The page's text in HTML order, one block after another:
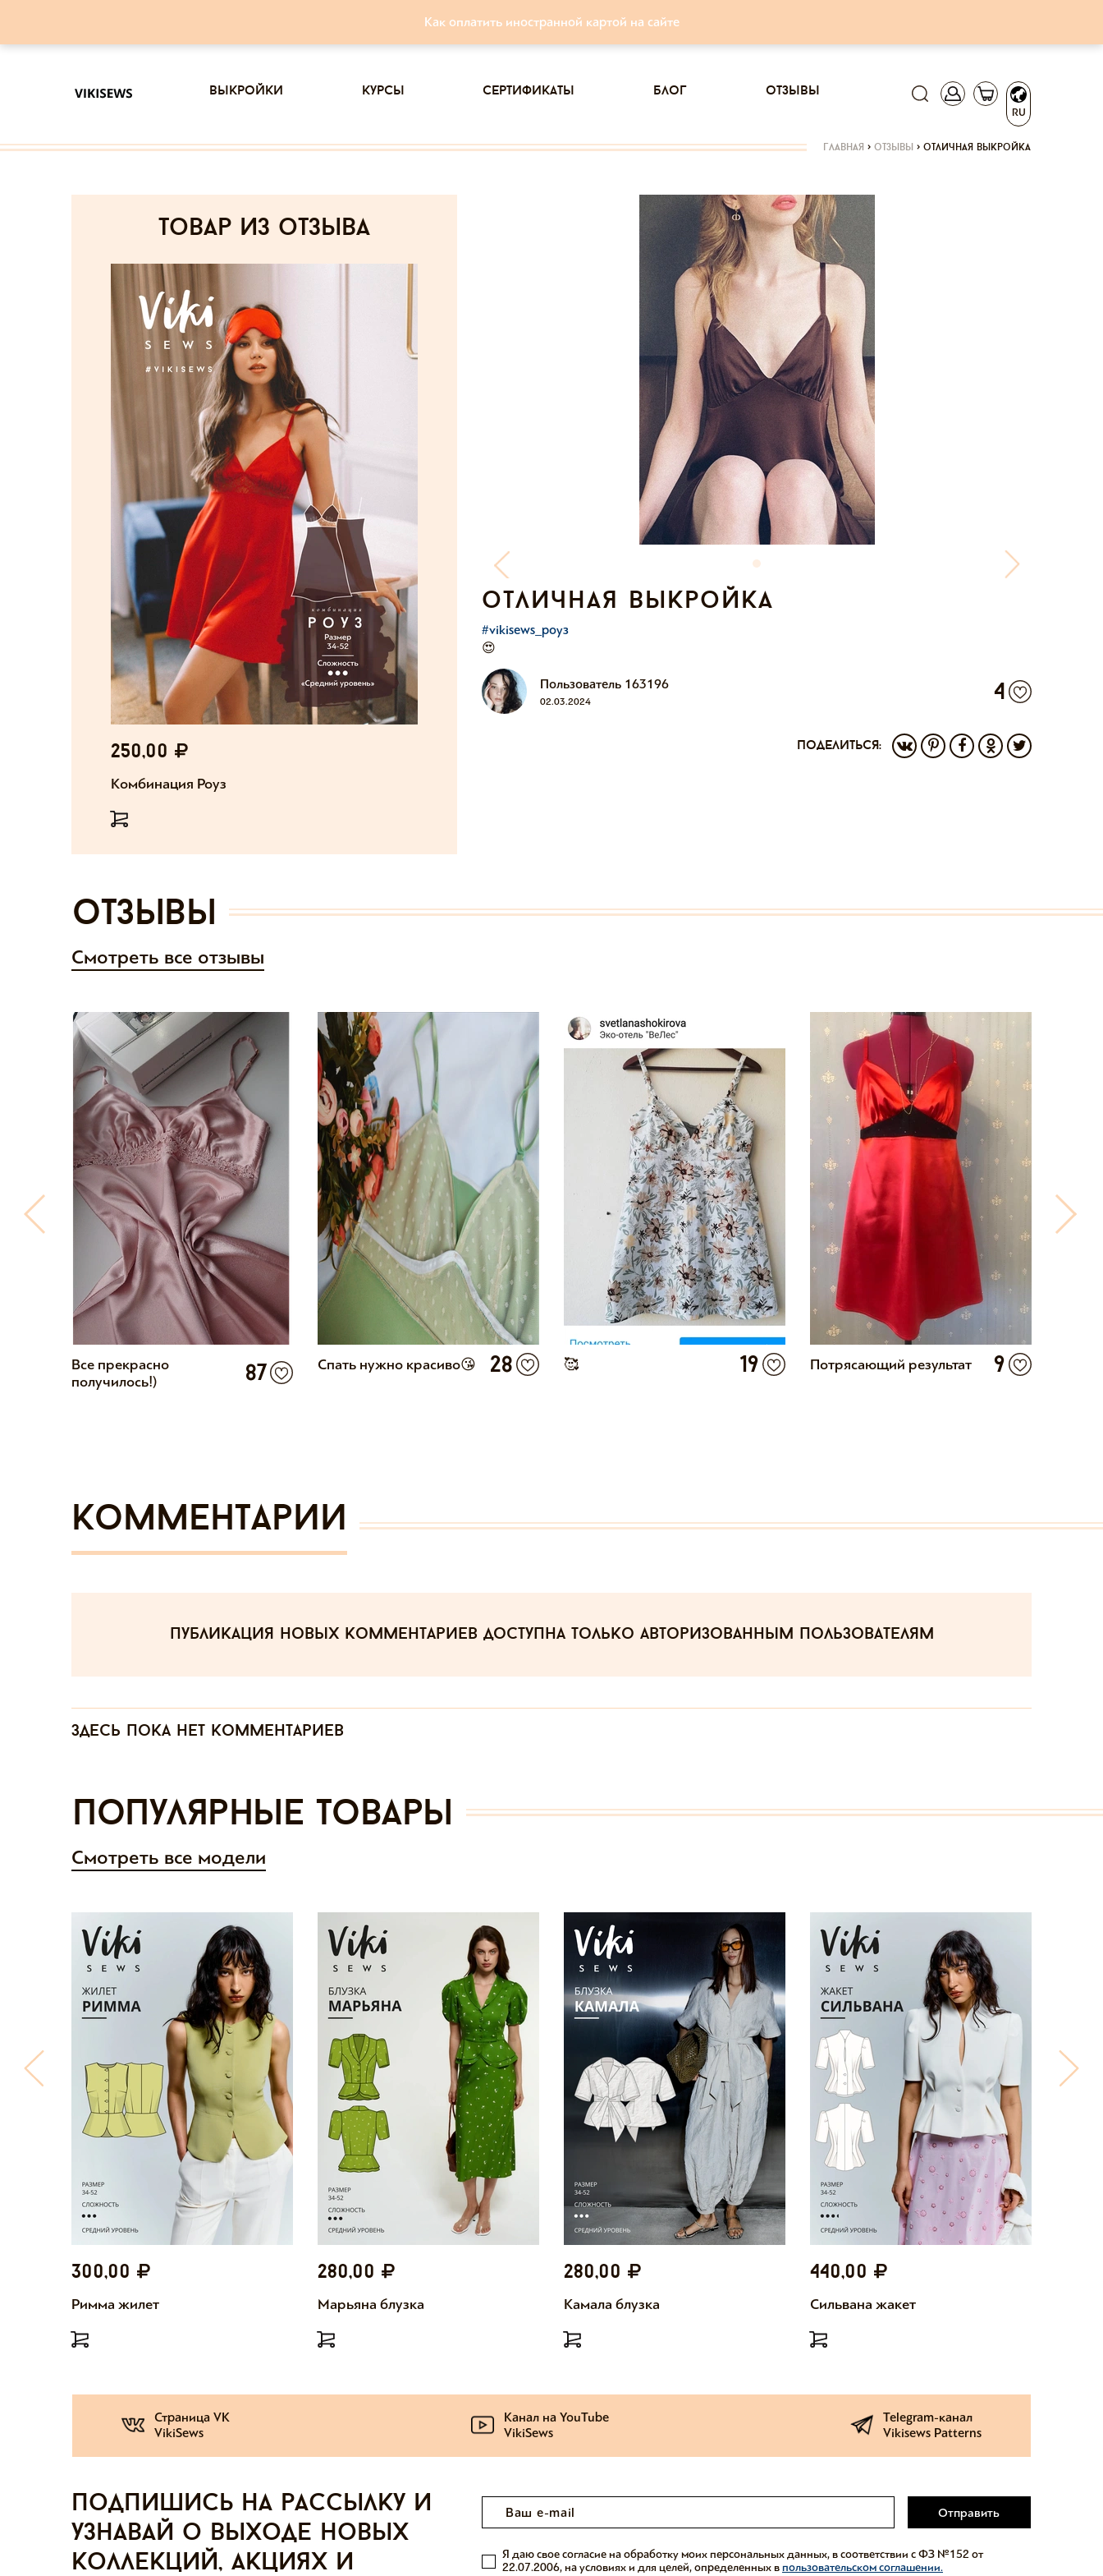
Как оплатить иностранной картой на сайте
RU
выкройки курсы сертификаты блог отзывы
главная > отзывы > отличная выкройка
товар из отзыва
250,00
Комбинация Роуз
отличная выкройка
#vikisews_роуз
😍
Пользователь 163196
02.03.2024 4
поделиться:
отзывы
Смотреть все отзывы
Все прекрасно
получилось!)
87 Спать нужно красиво😘 28 🥰 19 Потрясающий результат 9
Комментарии
публикация новых комментариев доступна только авторизованным пользователям
Здесь пока нет комментариев
Популярные товары
Смотреть все модели
300,00
Римма жилет
280,00
Марьяна блузка
280,00
Камала блузка
440,00
Сильвана жакет
Страница VK
VikiSews
Канал на YouTube
VikiSews
Telegram-канал
Vikisews Patterns
Подпишись на рассылку и
узнавай о выходе новых
коллекций, акциях и
Отправить
Я даю свое согласие на обработку моих персональных данных, в соответствии с ФЗ №152 от
22.07.2006, на условиях и для целей, определенных впользовательском соглашении.